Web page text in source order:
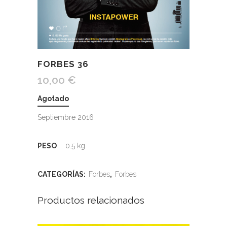
FORBES 36
10,00 €
Agotado
Septiembre 2016
PESO 0.5 kg
CATEGORÍAS: Forbes, Forbes
Productos relacionados